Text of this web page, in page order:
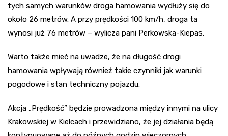
tych samych warunków droga hamowania wydłuży się do
około 26 metrów. A przy prędkości 100 km/h, droga ta
wynosi już 76 metrów – wylicza pani Perkowska-Kiepas.
Warto także mieć na uwadze, że na długość drogi
hamowania wpływają również takie czynniki jak warunki
pogodowe i stan techniczny pojazdu.
Akcja „Prędkość” będzie prowadzona między innymi na ulicy
Krakowskiej w Kielcach i przewidziano, że jej działania będą